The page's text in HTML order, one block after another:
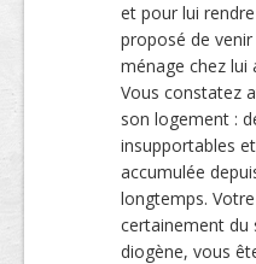
et pour lui
proposé de
ménage chez lui
Vous constatez
son logement :
insupportables
accumulée
longtemps.
certainement du
diogène, vous